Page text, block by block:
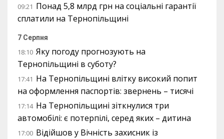
09:21 Понад 5,8 млрд грн на соціальні гарантії
сплатили на Тернопільщині
7 Серпня
18:10 Яку погоду прогнозують на
Тернопільщині в суботу?
17:41 На Тернопільщині влітку високий попит
на оформлення паспортів: звернень – тисячі
17:14 На Тернопільщині зіткнулися три
автомобілі: є потерпілі, серед яких – дитина
17:00 Відійшов у Вічність захисник із